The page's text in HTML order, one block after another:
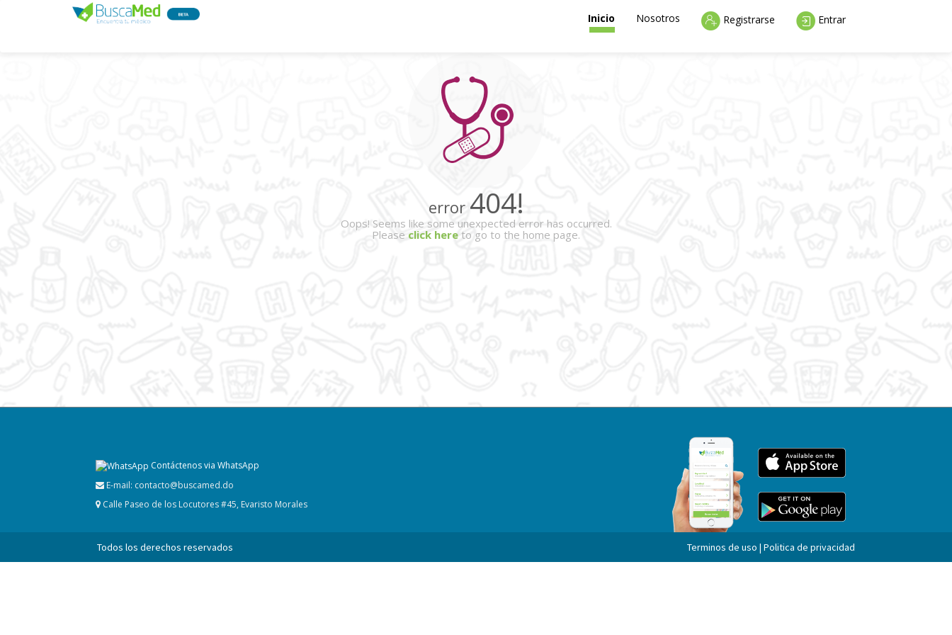
Inicio (current)
Nosotros Registrarse Entrar
error 404!
Oops! Seems like some unexpected error has occurred.
Please click here to go to the home page.
Contáctenos via WhatsApp
E-mail: contacto@buscamed.do
Calle Paseo de los Locutores #45, Evaristo Morales
Todos los derechos reservados Terminos de uso | Politica de privacidad